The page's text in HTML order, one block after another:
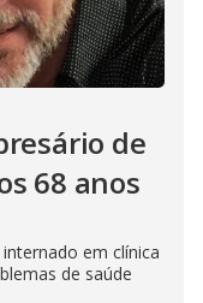
de
68 anos
em clínica
de saúde